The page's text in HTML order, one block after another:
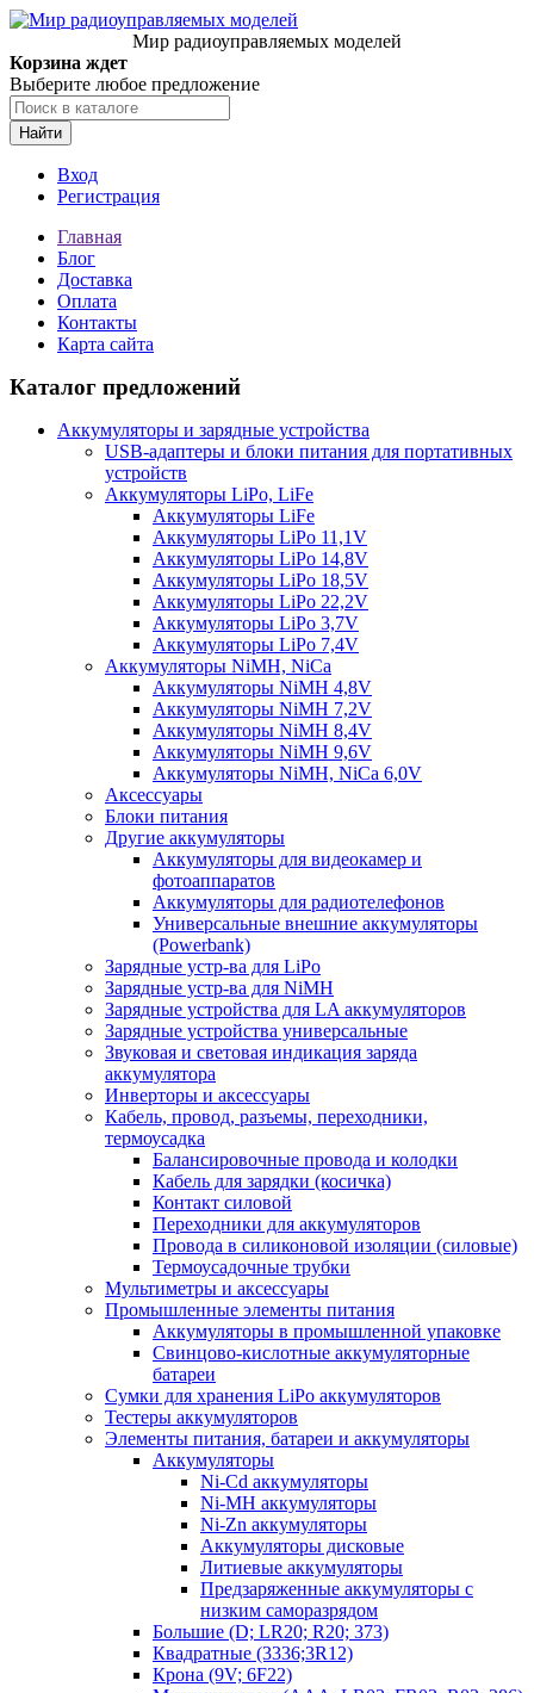
Мир радиоуправляемых моделей
Корзина ждет
Выберите любое предложение
Найти
Вход
Регистрация
Главная
Блог
Доставка
Оплата
Контакты
Карта сайта
Каталог предложений
Аккумуляторы и зарядные устройства
USB-адаптеры и блоки питания для портативных
устройств
Аккумуляторы LiPo, LiFe
Аккумуляторы LiFe
Аккумуляторы LiPo 11,1V
Аккумуляторы LiPo 14,8V
Аккумуляторы LiPo 18,5V
Аккумуляторы LiPo 22,2V
Аккумуляторы LiPo 3,7V
Аккумуляторы LiPo 7,4V
Аккумуляторы NiMH, NiCa
Аккумуляторы NiMH 4,8V
Аккумуляторы NiMH 7,2V
Аккумуляторы NiMH 8,4V
Аккумуляторы NiMH 9,6V
Аккумуляторы NiMH, NiCa 6,0V
Аксессуары
Блоки питания
Другие аккумуляторы
Аккумуляторы для видеокамер и
фотоаппаратов
Аккумуляторы для радиотелефонов
Универсальные внешние аккумуляторы
(Powerbank)
Зарядные устр-ва для LiPo
Зарядные устр-ва для NiMH
Зарядные устройства для LA аккумуляторов
Зарядные устройства универсальные
Звуковая и световая индикация заряда
аккумулятора
Инверторы и аксессуары
Кабель, провод, разъемы, переходники,
термоусадка
Балансировочные провода и колодки
Кабель для зарядки (косичка)
Контакт силовой
Переходники для аккумуляторов
Провода в силиконовой изоляции (силовые)
Термоусадочные трубки
Мультиметры и аксессуары
Промышленные элементы питания
Аккумуляторы в промышленной упаковке
Свинцово-кислотные аккумуляторные
батареи
Сумки для хранения LiPo аккумуляторов
Тестеры аккумуляторов
Элементы питания, батареи и аккумуляторы
Аккумуляторы
Ni-Cd аккумуляторы
Ni-MH аккумуляторы
Ni-Zn аккумуляторы
Аккумуляторы дисковые
Литиевые аккумуляторы
Предзаряженные аккумуляторы с
низким саморазрядом
Большие (D; LR20; R20; 373)
Квадратные (3336;3R12)
Крона (9V; 6F22)